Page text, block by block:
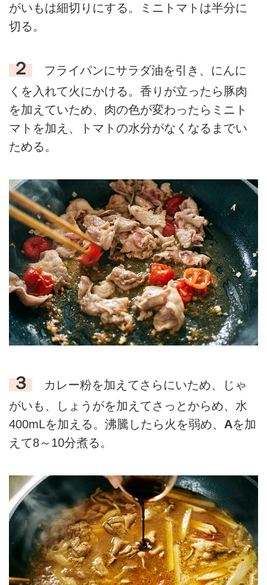
がいもは細切りにする。ミニトマトは半分に
切る。
２
フライパンにサラダ油を引き、にんに
くを入れて火にかける。香りが立ったら豚肉
を加えていため、肉の色が変わったらミニト
マトを加え、トマトの水分がなくなるまでい
ためる。
３
カレー粉を加えてさらにいため、じゃ
がいも、しょうがを加えてさっとからめ、水
400mLを加える。沸騰したら火を弱め、 Aを加
えて8～10分煮る。